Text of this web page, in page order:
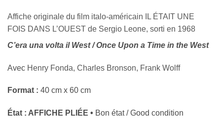
Affiche originale du film italo-américain IL ÉTAIT UNE
FOIS DANS L’OUEST de Sergio Leone, sorti en 1968
C’era una volta il West / Once Upon a Time in the West
Avec Henry Fonda, Charles Bronson, Frank Wolff
Format : 40 cm x 60 cm
État : AFFICHE PLIÉE • Bon état / Good condition